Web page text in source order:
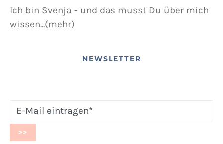
Ich bin Svenja - und das musst Du über mich
wissen...(mehr)
NEWSLETTER